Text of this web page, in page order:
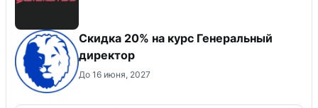
Скидка 20% на курс Генеральный
директор
До 16 июня, 2027